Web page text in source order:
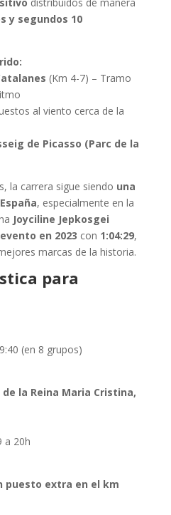
y segundos 10
(Km 4-7) – Tramo
al viento cerca de la
de Picasso (Parc de la
la carrera sigue siendo una
, especialmente en la
Joyciline Jepkosgei
en 2023 con 1:04:29,
marcas de la historia.
para
(en 8 grupos)
de la Reina Maria Cristina,
a 20h
puesto extra en el km